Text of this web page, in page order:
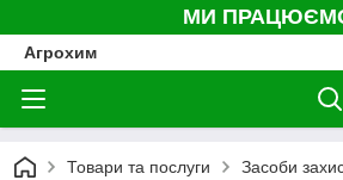
МИ
Агрохим
Товари та послуги Засоби